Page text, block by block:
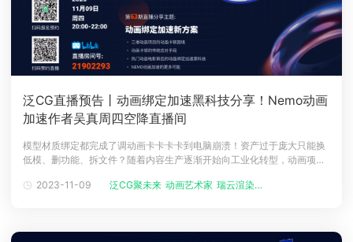
泛CG直播预告丨动画绑定加速黑科技分享！Nemo动画
加速作者吴真周四空降直播间
模型材质绑定都完成了调动画卡卡卡卡到电脑崩溃！资产过于庞大只能换
低模、删功能、拆文件？随着内容生产逐渐开始向工业化转型，动画项目
言，角色资产过重导致的动画制作效率低下、影响最终动画的交付效果已
2023-11-09 泛CG聚未来 动画艺术家 瑞云渲染平台